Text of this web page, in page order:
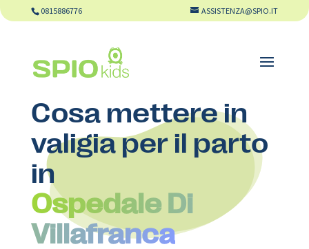
0815886776 ASSISTENZA@SPIO.IT
Cosa mettere in
valigia per il parto
in
Ospedale Di
Villafranca